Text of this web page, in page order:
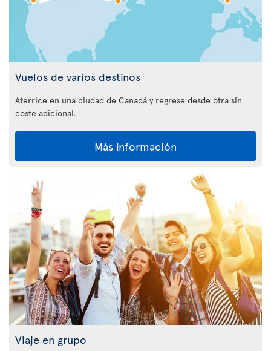
Vuelos de varios destinos
Aterrice en una ciudad de Canadá y regrese desde otra sin
coste adicional.
Más información
Viaje en grupo